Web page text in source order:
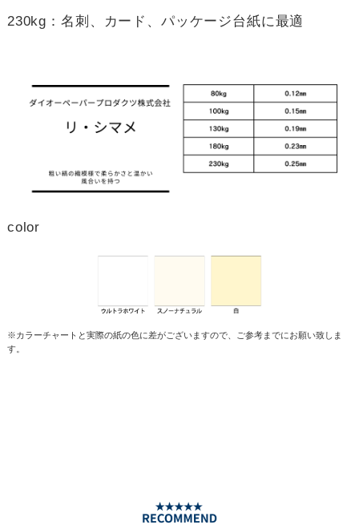
230kg：名刺、カード、パッケージ台紙に最適
color
※カラーチャートと実際の紙の色に差がございますので、ご参考までにお願い致しま
す。